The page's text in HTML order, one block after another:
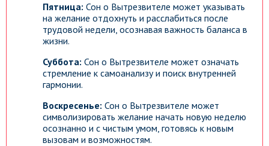
Пятница: Сон о Вытрезвителе может указывать
на желание отдохнуть и расслабиться после
трудовой недели, осознавая важность баланса в
жизни.
Суббота: Сон о Вытрезвителе может означать
стремление к самоанализу и поиск внутренней
гармонии.
Воскресенье: Сон о Вытрезвителе может
символизировать желание начать новую неделю
осознанно и с чистым умом, готовясь к новым
вызовам и возможностям.